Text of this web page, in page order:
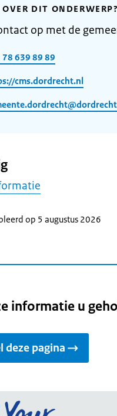
DIT ONDERWERP?
op met de
78 639 89 89
cms.dordrecht.nl
op 5 augustus 2026
informatie u
deze pagina
Ga